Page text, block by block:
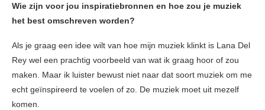
Wie zijn voor jou inspiratiebronnen en hoe zou je muziek
het best omschreven worden?
Als je graag een idee wilt van hoe mijn muziek klinkt is Lana Del
Rey wel een prachtig voorbeeld van wat ik graag hoor of zou
maken. Maar ik luister bewust niet naar dat soort muziek om me
echt geïnspireerd te voelen of zo. De muziek moet uit mezelf
komen.